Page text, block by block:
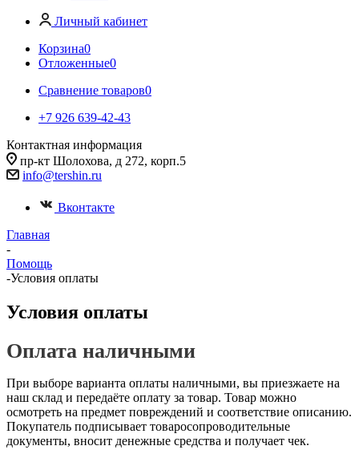
Личный кабинет
Корзина0
Отложенные0
Сравнение товаров0
+7 926 639-42-43
Контактная информация
пр-кт Шолохова, д 272, корп.5
info@tershin.ru
Вконтакте
Главная
-
Помощь
-Условия оплаты
Условия оплаты
Оплата наличными
При выборе варианта оплаты наличными, вы приезжаете на
наш склад и передаёте оплату за товар. Товар можно
осмотреть на предмет повреждений и соответствие описанию.
Покупатель подписывает товаросопроводительные
документы, вносит денежные средства и получает чек.